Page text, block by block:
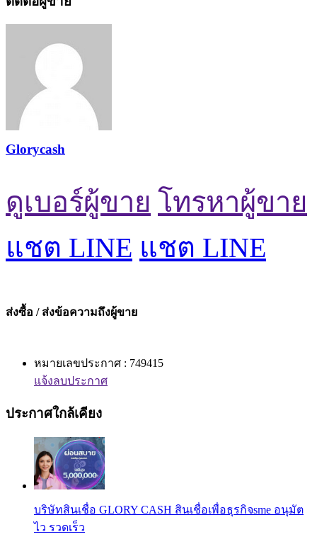
Glorycash
ดูเบอร์ผู้ขาย โทรหาผู้ขาย
แชต LINE แชต LINE
ส่งซื้อ / ส่งข้อความถึงผู้ขาย
หมายเลขประกาศ : 749415
แจ้งลบประกาศ
ประกาศใกล้เคียง
บริษัทสินเชื่อ GLORY CASH สินเชื่อเพื่อธุรกิจsme อนุมัต
ไว รวดเร็ว